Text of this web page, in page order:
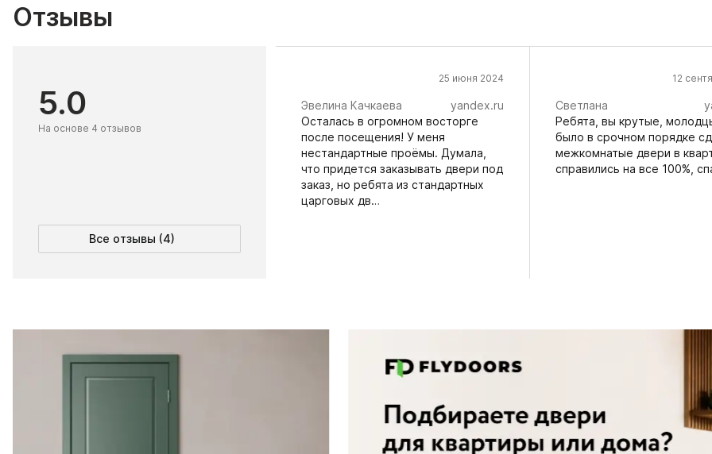
Отзывы
5.0
На основе 4 отзывов
25 июня 2024
Эвелина Качкаева
yandex.ru
Осталась в огромном восторге
после посещения! У меня
нестандартные проëмы. Думала,
что придется заказывать двери под
заказ, но ребята из стандартных
царговых дв…
12
Светлана
Ребята, вы крутые,
было в срочном порядке
межкомнатые двери в
справились на все 100%,
Все отзывы (4)